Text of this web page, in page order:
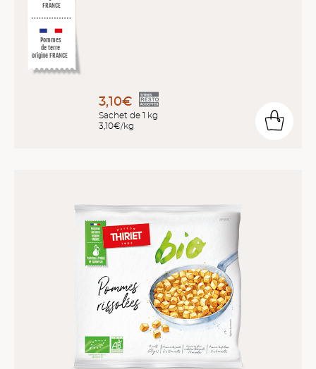
FRANCE
Pommes
de terre
origine FRANCE
3,10€
Sachet de 1 kg
3,10€/kg